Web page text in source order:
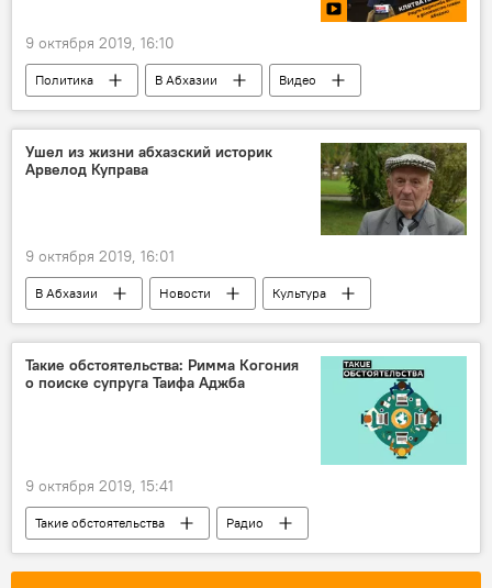
9 октября 2019, 16:10
Политика В Абхазии
Видео
Мультимедиа
Рауль Хаджимба
Ушел из жизни абхазский историк
Арвелод Куправа
9 октября 2019, 16:01
В Абхазии Новости Культура
Такие обстоятельства: Римма Когония
о поиске супруга Таифа Аджба
9 октября 2019, 15:41
Такие обстоятельства
Радио
Таиф Аджба